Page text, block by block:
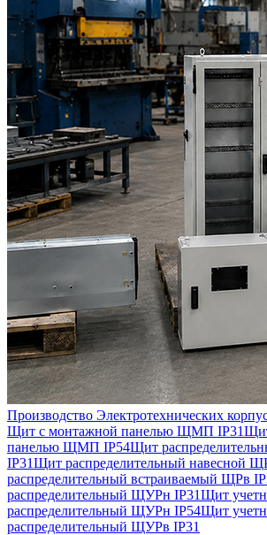
Производство Электротехнических
Щит с монтажной панелью ЩМП IP31
панелью ЩМП IP54Щит
IP31Щит распределительный навесной
распределительный встраиваемый ЩРв
распределительный ЩУРн IP31Щит
распределительный ЩУРн IP54Щит
распределительный ЩУРв IP31